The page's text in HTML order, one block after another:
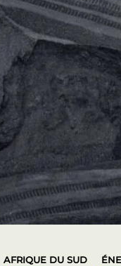
AFRIQUE DU SUD